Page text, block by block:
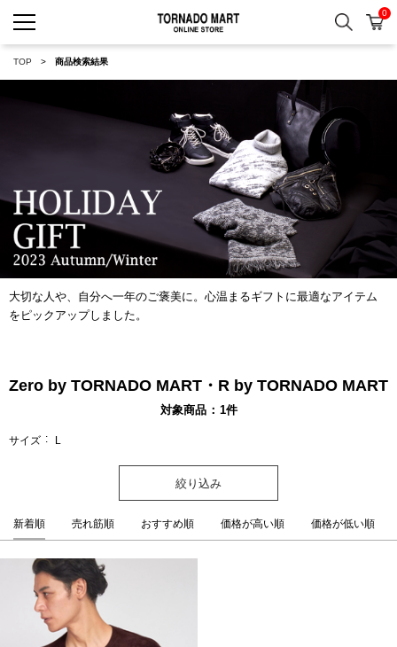
検索 カ
0
TOP 商品検索結果
大切な人や、自分へ一年のご褒美に。心温まるギフトに最適なアイテム
をピックアップしました。
Zero by TORNADO MART・R by TORNADO MART
対象商品 1件
サイズ L
絞り込み
新着順 売れ筋順 おすすめ順 価格が高い順 価格が低い順